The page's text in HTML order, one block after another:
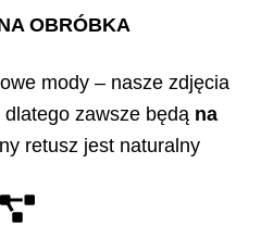
OBRÓBKA
mody – nasze zdjęcia
zawsze będą na
retusz jest naturalny